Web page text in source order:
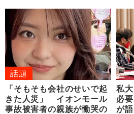
話題
「そもそも会社のせいで起
きた人災」 イオンモール
事故被害者の親族が慟哭の
私
必
が